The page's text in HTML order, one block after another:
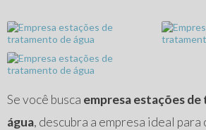
Se você busca empresa estações
água, descubra a empresa ideal para